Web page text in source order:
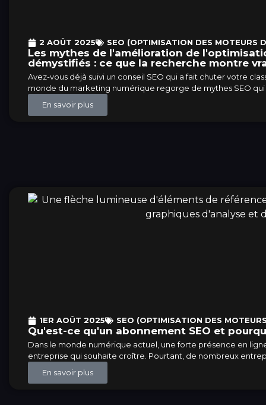
2 AOÛT 2025 SEO (OPTIMISATION DES MOTEURS
Les mythes de l'amélioration de
démystifiés : ce que la recherche montre
Avez-vous déjà suivi un conseil SEO qui a fait chuter votre
monde du marketing numérique regorge de mythes SEO qui
En savoir plus
1ER AOÛT 2025 SEO (OPTIMISATION DES
Qu'est-ce qu'un abonnement SEO et
Dans le monde numérique actuel, une forte présence en
entreprise qui souhaite croître. Pourtant, de nombreux
En savoir plus